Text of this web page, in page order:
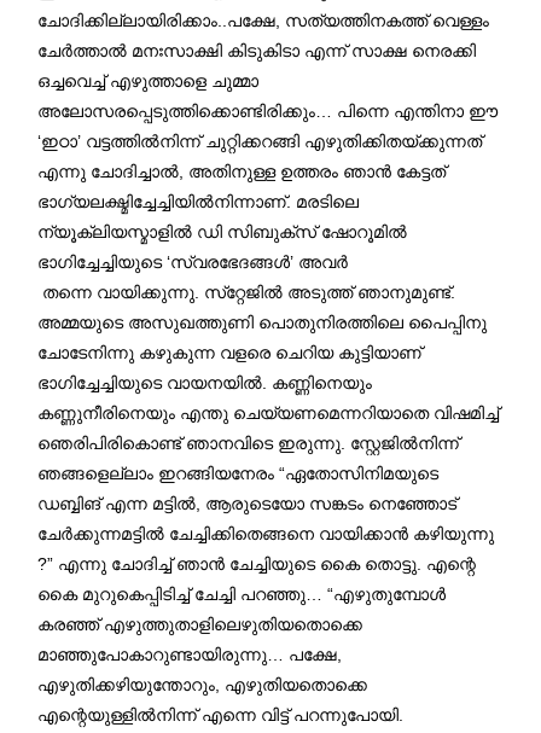
ചോദിക്കില്ലായിരിക്കാം..പക്ഷേ, സത്യത്തിനകത്ത് വെള്ളം
ചേര്‍ത്താല്‍ മനഃസാക്ഷി കിടുകിടാ എന്ന് സാക്ഷ നെരക്കി
ഒച്ചവെച്ച് എഴുത്താളെ ചുമ്മാ
അലോസരപ്പെടുത്തിക്കൊണ്ടിരിക്കും… പിന്നെ എന്തിനാ ഈ
‘ഇഠാ’ വട്ടത്തില്‍നിന്ന് ചുറ്റിക്കറങ്ങി എഴുതിക്കിതയ്ക്കുന്നത്
എന്നു ചോദിച്ചാല്‍, അതിനുള്ള ഉത്തരം ഞാന്‍ കേട്ടത്
ഭാഗ്യലക്ഷ്മിച്ചേച്ചിയില്‍നിന്നാണ്. മരടിലെ
ന്യൂക്ലിയസ്മാളില്‍ ഡി സിബുക്‌സ് ഷോറൂമില്‍
ഭാഗിച്ചേച്ചിയുടെ ‘സ്വരഭേദങ്ങള്‍’ അവര്‍
തന്നെ വായിക്കുന്നു. സ്‌റ്റേജില്‍ അടുത്ത് ഞാനുമുണ്ട്.
അമ്മയുടെ അസുഖത്തുണി പൊതുനിരത്തിലെ പൈപ്പിനു
ചോടേനിന്നു കഴുകുന്ന വളരെ ചെറിയ കുട്ടിയാണ്
ഭാഗിച്ചേച്ചിയുടെ വായനയില്‍. കണ്ണിനെയും
കണ്ണുനീരിനെയും എന്തു ചെയ്യണമെന്നറിയാതെ വിഷമിച്ച്
ഞെരിപിരികൊണ്ട് ഞാനവിടെ ഇരുന്നു. സ്റ്റേജില്‍നിന്ന്
ഞങ്ങളെല്ലാം ഇറങ്ങിയനേരം “ഏതോസിനിമയുടെ
ഡബ്ബിങ് എന്ന മട്ടില്‍, ആരുടെയോ സങ്കടം നെഞ്ഞോട്
ചേര്‍ക്കുന്നമട്ടില്‍ ചേച്ചിക്കിതെങ്ങനെ വായിക്കാന്‍ കഴിയുന്നു
?” എന്നു ചോദിച്ച് ഞാന്‍ ചേച്ചിയുടെ കൈ തൊട്ടു. എന്റെ
കൈ മുറുകെപ്പിടിച്ച് ചേച്ചി പറഞ്ഞു… “എഴുതുമ്പോള്‍
കരഞ്ഞ് എഴുത്തുതാളിലെഴുതിയതൊക്കെ
മാഞ്ഞുപോകാറുണ്ടായിരുന്നു… പക്ഷേ,
എഴുതിക്കഴിയുന്തോറും, എഴുതിയതൊക്കെ
എന്റെയുള്ളില്‍നിന്ന് എന്നെ വിട്ട് പറന്നുപോയി.